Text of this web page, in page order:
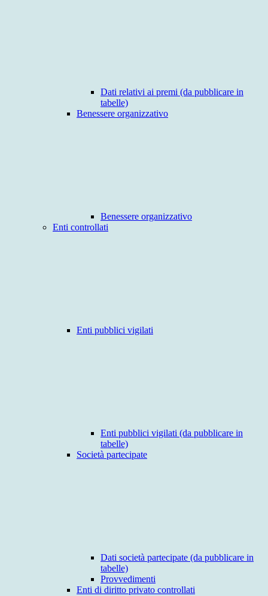
Dati relativi ai premi (da pubblicare in
tabelle)
Benessere organizzativo
Benessere organizzativo
Enti controllati
Enti pubblici vigilati
Enti pubblici vigilati (da pubblicare in
tabelle)
Società partecipate
Dati società partecipate (da pubblicare in
tabelle)
Provvedimenti
Enti di diritto privato controllati